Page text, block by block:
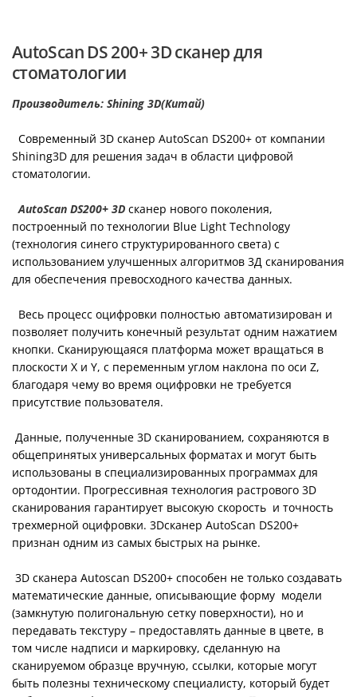
AutoScan DS 200+ 3D сканер для
стоматологии
Производитель: Shining 3D(Китай)
Современный 3D сканер AutoScan DS200+ от компании
Shining3D для решения задач в области цифровой
стоматологии.
AutoScan DS200+ 3D сканер нового поколения,
построенный по технологии Blue Light Technology
(технология синего структурированного света) с
использованием улучшенных алгоритмов 3Д сканирования
для обеспечения превосходного качества данных.
Весь процесс оцифровки полностью автоматизирован и
позволяет получить конечный результат одним нажатием
кнопки. Сканирующаяся платформа может вращаться в
плоскости X и Y, с переменным углом наклона по оси Z,
благодаря чему во время оцифровки не требуется
присутствие пользователя.
Данные, полученные 3D сканированием, сохраняются в
общепринятых универсальных форматах и могут быть
использованы в специализированных программах для
ортодонтии. Прогрессивная технология растрового 3D
сканирования гарантирует высокую скорость и точность
трехмерной оцифровки. 3Dсканер AutoScan DS200+
признан одним из самых быстрых на рынке.
3D сканера Autoscan DS200+ способен не только создавать
математические данные, описывающие форму модели
(замкнутую полигональную сетку поверхности), но и
передавать текстуру – предоставлять данные в цвете, в
том числе надписи и маркировку, сделанную на
сканируемом образце вручную, ссылки, которые могут
быть полезны техническому специалисту, который будет